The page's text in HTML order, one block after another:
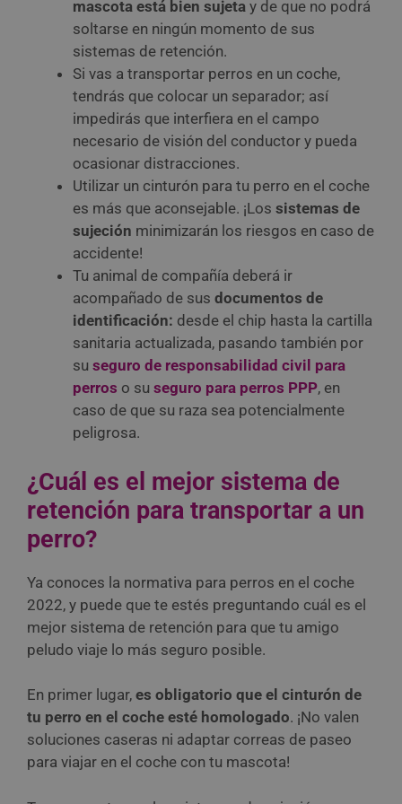
mascota está bien sujeta y de que no podrá
soltarse en ningún momento de sus
sistemas de retención.
Si vas a transportar perros en un coche,
tendrás que colocar un separador; así
impedirás que interfiera en el campo
necesario de visión del conductor y pueda
ocasionar distracciones.
Utilizar un cinturón para tu perro en el coche
es más que aconsejable. ¡Los sistemas de
sujeción minimizarán los riesgos en caso de
accidente!
Tu animal de compañía deberá ir
acompañado de sus documentos de
identificación: desde el chip hasta la cartilla
sanitaria actualizada, pasando también por
su seguro de responsabilidad civil para
perros o su seguro para perros PPP, en
caso de que su raza sea potencialmente
peligrosa.
¿Cuál es el mejor sistema de
retención para transportar a un
perro?
Ya conoces la normativa para perros en el coche
2022, y puede que te estés preguntando cuál es el
mejor sistema de retención para que tu amigo
peludo viaje lo más seguro posible.
En primer lugar, es obligatorio que el cinturón de
tu perro en el coche esté homologado. ¡No valen
soluciones caseras ni adaptar correas de paseo
para viajar en el coche con tu mascota!